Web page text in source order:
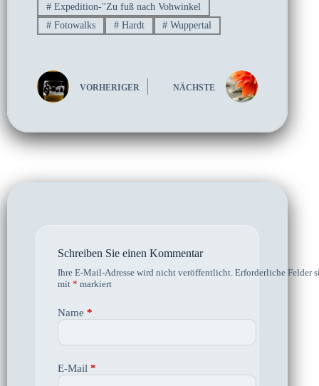
#Expedition-"Zu fuß nach Vohwinkel
#Fotowalks #Hardt # Wuppertal
VORHERIGER NÄCHSTE
Schreiben Sie einen Kommentar
Ihre E-Mail-Adresse wird nicht veröffentlicht. Erforderliche Felder
mit * markiert
Name *
E-Mail *